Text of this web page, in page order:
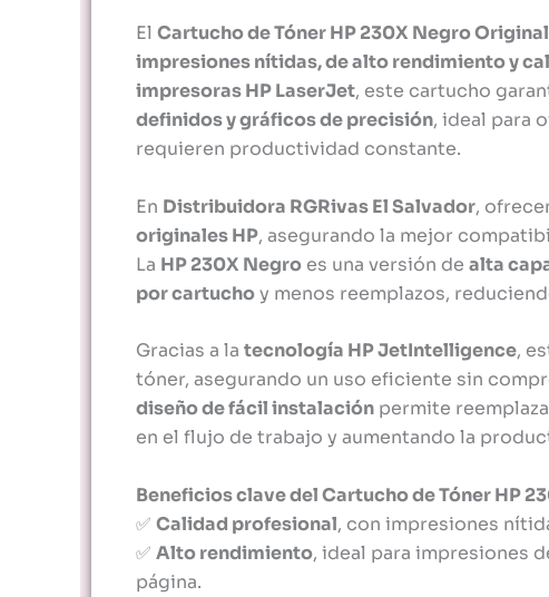
El Cartucho de Tóner HP 230X Negro Original
impresiones nítidas, de alto rendimiento y
impresoras HP LaserJet, este cartucho
definidos y gráficos de precisión, ideal para
requieren productividad constante.
En Distribuidora RGRivas El Salvador,
originales HP, asegurando la mejor
La HP 230X Negro es una versión de alta
por cartuchoy menos reemplazos,
Gracias a la tecnología HP JetIntelligence,
tóner, asegurando un uso eficiente sin
diseño de fácil instalación permite
en el flujo de trabajo y aumentando la
Beneficios clave del Cartucho de Tóner HP
✅ Calidad profesional, con impresiones
✅ Alto rendimiento, ideal para impresiones
página.